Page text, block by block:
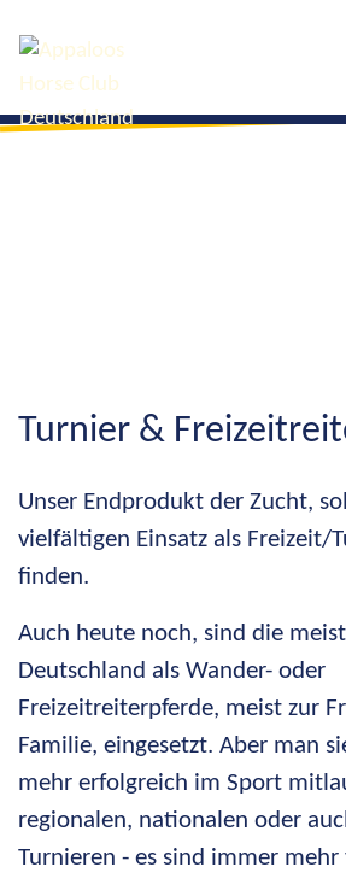
Turnier &
Unser Endprodukt der Zucht,
vielfältigen Einsatz als Freizeit/
finden.
Auch heute noch, sind die
Deutschland als Wander- oder
Freizeitreiterpferde, meist zur
Familie, eingesetzt. Aber man
mehr erfolgreich im Sport
regionalen, nationalen oder
Turnieren - es sind immer